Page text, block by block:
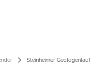
Steinheimer Geologenlauf